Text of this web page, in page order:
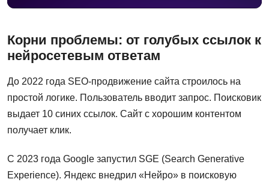
Корни проблемы: от голубых ссылок к
нейросетевым ответам
До 2022 года SEO-продвижение сайта строилось на
простой логике. Пользователь вводит запрос. Поисковик
выдает 10 синих ссылок. Сайт с хорошим контентом
получает клик.
С 2023 года Google запустил SGE (Search Generative
Experience). Яндекс внедрил «Нейро» в поисковую